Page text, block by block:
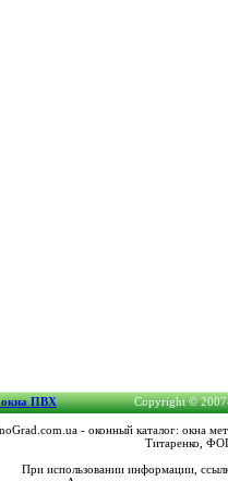
окна ПВХ Copyright ©
- оконный каталог: окна
Титаренко,
При использовании информации,